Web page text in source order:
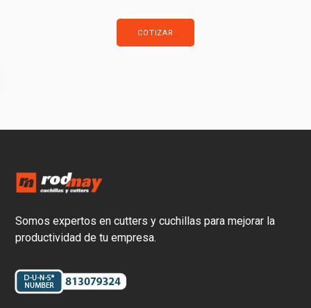
COTIZAR
Somos expertos en cutters y cuchillas para mejorar la
productividad de tu empresa.